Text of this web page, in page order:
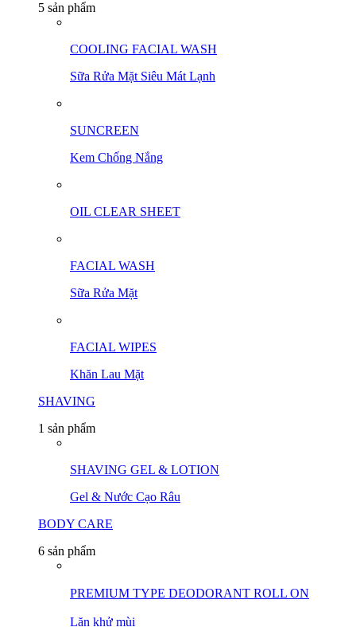
5 sản phẩm
COOLING FACIAL WASH
Sữa Rửa Mặt Siêu Mát Lạnh
SUNCREEN
Kem Chống Nắng
OIL CLEAR SHEET
FACIAL WASH
Sữa Rửa Mặt
FACIAL WIPES
Khăn Lau Mặt
SHAVING
1 sản phẩm
SHAVING GEL & LOTION
Gel & Nước Cạo Râu
BODY CARE
6 sản phẩm
PREMIUM TYPE DEODORANT ㅤㅤㅤROLL ON
Lăn khử mùi